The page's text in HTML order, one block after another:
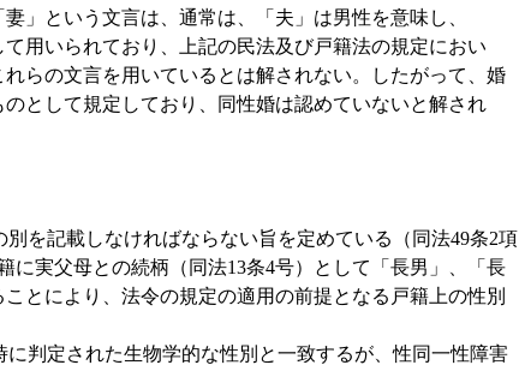
」という文言は、通常は、「夫」は男性を意味し、
用いられており、上記の民法及び戸籍法の規定におい
らの文言を用いているとは解されない。したがって、婚
として規定しており、同性婚は認めていないと解され
を記載しなければならない旨を定めている（同法49条2項
に実父母との続柄（同法13条4号）として「長男」、「長
とにより、法令の規定の適用の前提となる戸籍上の性別
判定された生物学的な性別と一致するが、性同一性障害